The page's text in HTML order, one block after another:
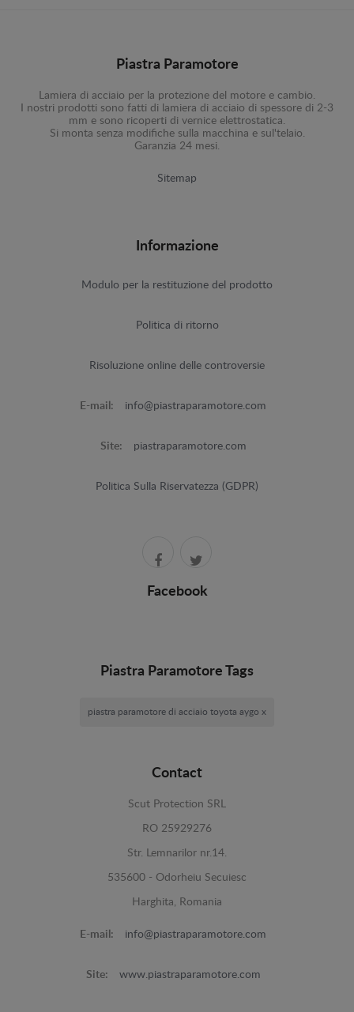
Piastra Paramotore
Lamiera di acciaio per la protezione del motore e cambio.
I nostri prodotti sono fatti di lamiera di acciaio di spessore di 2-3
mm e sono ricoperti di vernice elettrostatica.
Si monta senza modifiche sulla macchina e sul'telaio.
Garanzia 24 mesi.
Sitemap
Informazione
Modulo per la restituzione del prodotto
Politica di ritorno
Risoluzione online delle controversie
E-mail: info@piastraparamotore.com
Site: piastraparamotore.com
Politica Sulla Riservatezza (GDPR)
Facebook
Piastra Paramotore Tags
piastra paramotore di acciaio toyota aygo x
Contact
Scut Protection SRL
RO 25929276
Str. Lemnarilor nr.14.
535600 - Odorheiu Secuiesc
Harghita, Romania
E-mail: info@piastraparamotore.com
Site: www.piastraparamotore.com